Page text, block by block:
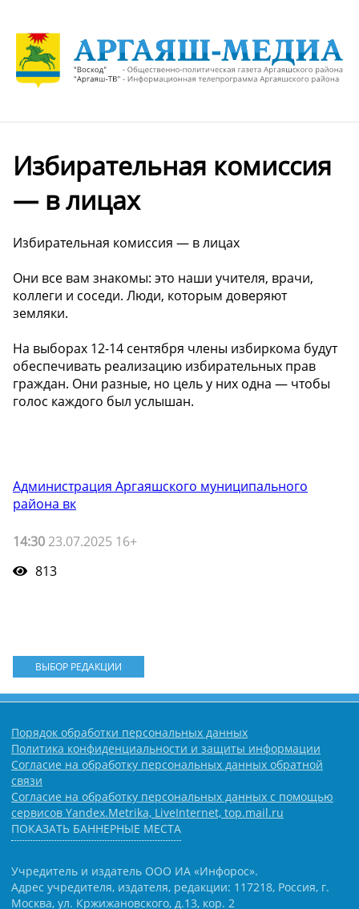
Избирательная комиссия
— в лицах
Избирательная комиссия — в лицах
Они все вам знакомы: это наши учителя, врачи,
коллеги и соседи. Люди, которым доверяют
земляки.
На выборах 12-14 сентября члены избиркома будут
обеспечивать реализацию избирательных прав
граждан. Они разные, но цель у них одна — чтобы
голос каждого был услышан.
Администрация Аргаяшского муниципального
района вк
14:30 23.07.2025 16+
813
ВЫБОР РЕДАКЦИИ
Порядок обработки персональных данных
Политика конфиденциальности и защиты информации
Согласие на обработку персональных данных обратной
связи
Согласие на обработку персональных данных с помощью
сервисов Yandex.Metrika, LiveInternet, top.mail.ru
ПОКАЗАТЬ БАННЕРНЫЕ МЕСТА
Учредитель и издатель ООО ИА «Инфорос».
Адрес учредителя, издателя, редакции: 117218, Россия, г.
Москва, ул. Кржижановского, д.13, кор. 2